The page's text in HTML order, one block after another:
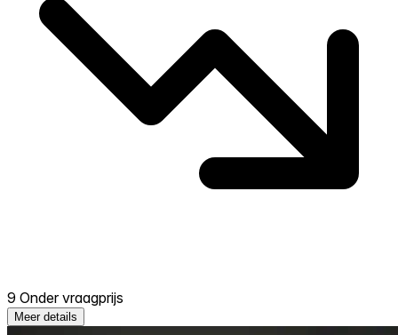
9 Onder vraagprijs
Meer details